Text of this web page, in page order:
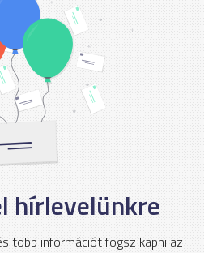
hírlevelünkre
több információt fogsz kapni az